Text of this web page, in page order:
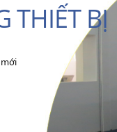
THIẾT BỊ